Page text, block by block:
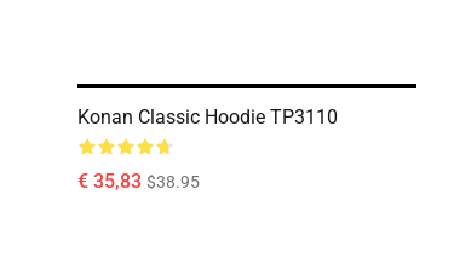
Konan Classic Hoodie TP3110
€ 35,83 $38.95